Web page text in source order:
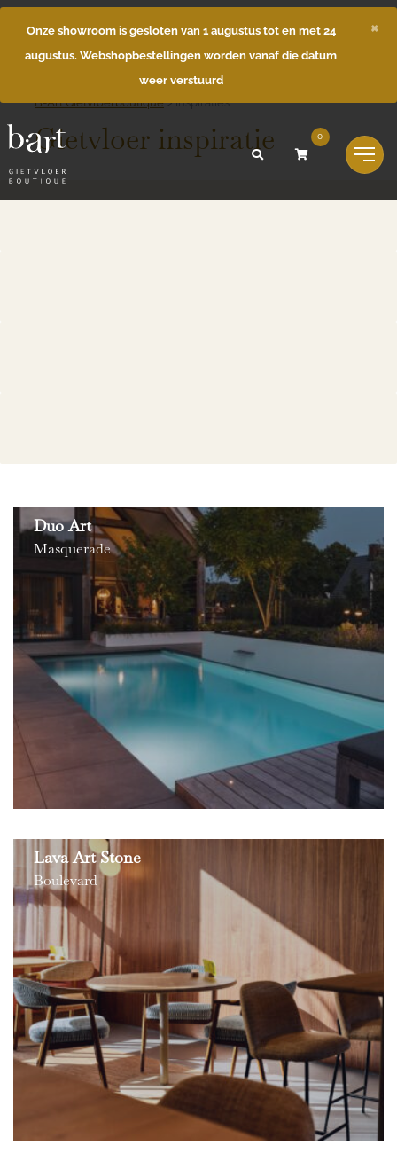
Onze showroom is gesloten van 1 augustus tot en met 24
augustus. Webshopbestellingen worden vanaf die datum
weer verstuurd
×
0
B-Art Gietvloerboutique>Inspiraties
Gietvloer inspiratie
Duo Art
Masquerade
Lava Art Stone
Boulevard